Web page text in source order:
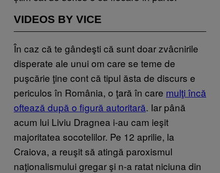
VIDEOS BY VICE
În caz că te gândeşti că sunt doar zvâcnirile
disperate ale unui om care se teme de
puşcărie ţine cont că tipul ăsta de discurs e
periculos în România, o ţară în care mulţi încă
oftează după o figură autoritară. Iar până
acum lui Liviu Dragnea i-au cam ieşit
majoritatea socotelilor. Pe 12 aprilie, la
Craiova, a reuşit să atingă paroxismul
naţionalismului gregar şi n-a ratat niciuna din